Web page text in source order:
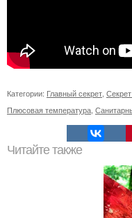
Категории: Главный секрет
Плюсовая температура
Читайте также